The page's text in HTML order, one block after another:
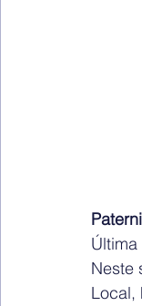
Neste
Local,